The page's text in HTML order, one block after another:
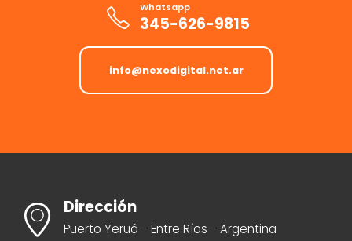
Whatsapp
345-626-9815
info@nexodigital.net.ar
Dirección
Puerto Yeruá - Entre Ríos - Argentina